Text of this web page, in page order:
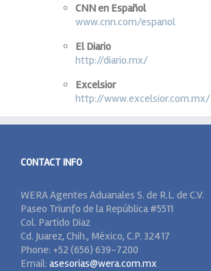
CNN en Español
www.cnn.com/espanol
El Diario
http://diario.mx/
Excelsior
http://www.excelsior.com.mx/
CONTACT INFO
WERA Agentes Aduanales S. de R.L. de C.V.
Paseo Triunfo de la República #5511
Col. Partido Diaz
Cd. Juarez, Chih., México, C.P. 32417
Phone: +52 (656) 639-7200
Email: asesorias@wera.com.mx